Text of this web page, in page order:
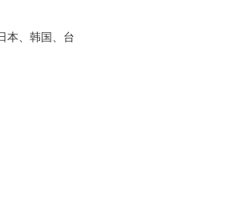
本、韩国、台